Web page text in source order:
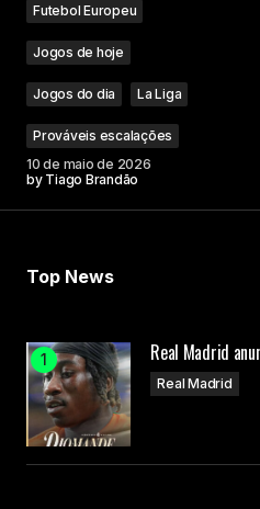
Futebol Europeu
Jogos de hoje
Jogos do dia La Liga
Prováveis escalações
10 de maio de 2026
by Tiago Brandão
Top News
Real Madrid
Real Madrid